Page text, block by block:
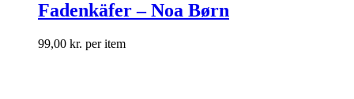
Fadenkäfer – Noa Børn
99,00 kr. per item